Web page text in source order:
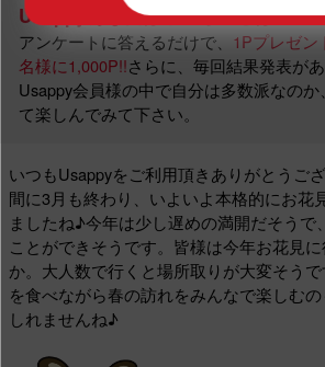
Usappyあなたはどっち？とは…
アンケートに答えるだけで、 1Pプレゼン
名様に1,000P!!さらに、毎回結果発表があ
Usappy会員様の中で自分は多数派なの
て楽しんでみて下さい。
いつもUsappyをご利用頂きありがとうござ
間に3月も終わり、いよいよ本格的にお花
ましたね♪今年は少し遅めの満開だそうで
ことができそうです。皆様は今年お花見
か。大人数で行くと場所取りが大変そう
を食べながら春の訪れをみんなで楽しむ
しれませんね♪